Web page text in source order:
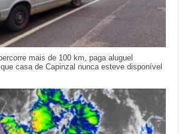
mais de 100 km, paga aluguel
casa de Capinzal nunca esteve disponível